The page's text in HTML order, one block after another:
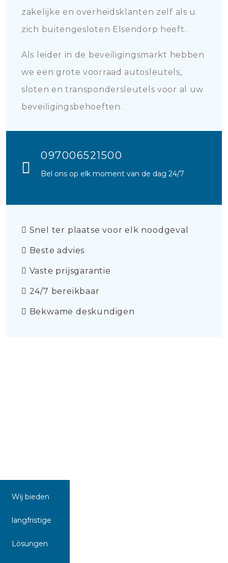
zakelijke en overheidsklanten zelf als u
zich buitengesloten Elsendorp heeft.
Als leider in de beveiligingsmarkt hebben
we een grote voorraad autosleutels,
sloten en transpondersleutels voor al uw
beveiligingsbehoeften.
097006521500
Bel ons op elk moment van de dag 24/7
Snel ter plaatse voor elk noodgeval
Beste advies
Vaste prijsgarantie
24/7 bereikbaar
Bekwame deskundigen
Wij bieden
langfristige
Lösungen